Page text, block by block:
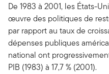
De 1983 à 2001, les États-
œuvre des politiques de
par rapport au taux de
dépenses publiques
national ont
PIB (1983) à 17,7 % (2001).